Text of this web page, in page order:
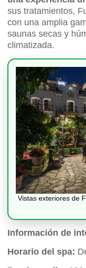
sus tratamientos,
con una amplia
saunas secas y
climatizada.
Vistas exteriores de
Información de
Horario del spa: